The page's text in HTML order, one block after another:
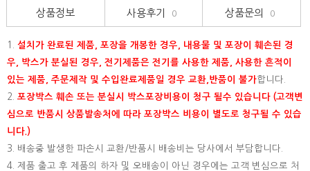
상품정보 사용후기 0 상품문의 0
1. 설치가 완료된 제품, 포장을 개봉한 경우, 내용물 및 포장이 훼손된 경
우, 박스가 분실된 경우, 전기제품은 전기를 사용한 제품, 사용한 흔적이
있는 제품, 주문제작 및 수입완료제품일 경우 교환,반품이 불가합니다.
2. 포장박스 훼손 또는 분실시 박스포장비용이 청구 될수 있습니다 (고객변
심으로 반품시 상품발송처에 따라 포장박스 비용이 별도로 청구될 수 있습
니다.)
3. 배송중 발생한 파손시 교환/반품시 배송비는 당사에서 부담합니다.
4. 제품 출고 후 제품의 하자 및 오배송이 아닌 경우에는 고객 변심으로 처